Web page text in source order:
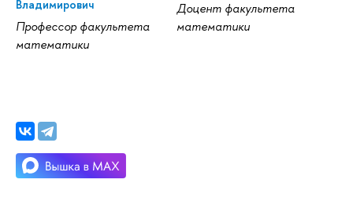
Владимирович
Профессор факультета
математики
Доцент факультета
математики